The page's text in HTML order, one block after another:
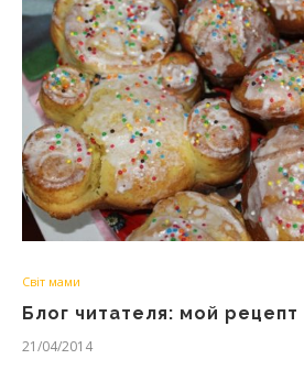
Світ мами
Блог читателя: мой
21/04/2014